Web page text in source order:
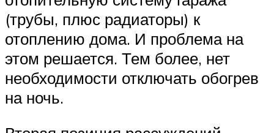
(трубы, плюс радиаторы) к
отоплению дома. И проблема на
этом решается. Тем более, нет
необходимости отключать обогрев
на ночь.